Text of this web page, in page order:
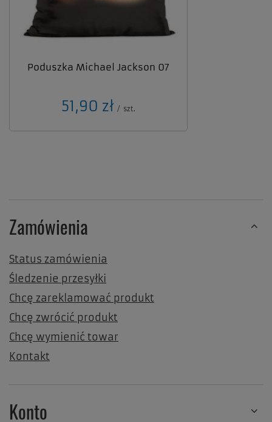
Poduszka Michael Jackson 07
51,90 zł / szt.
Zamówienia
Status zamówienia
Śledzenie przesyłki
Chcę zareklamować produkt
Chcę zwrócić produkt
Chcę wymienić towar
Kontakt
Konto